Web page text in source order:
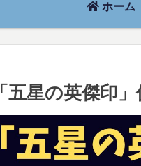
ホーム
「五星の英傑印